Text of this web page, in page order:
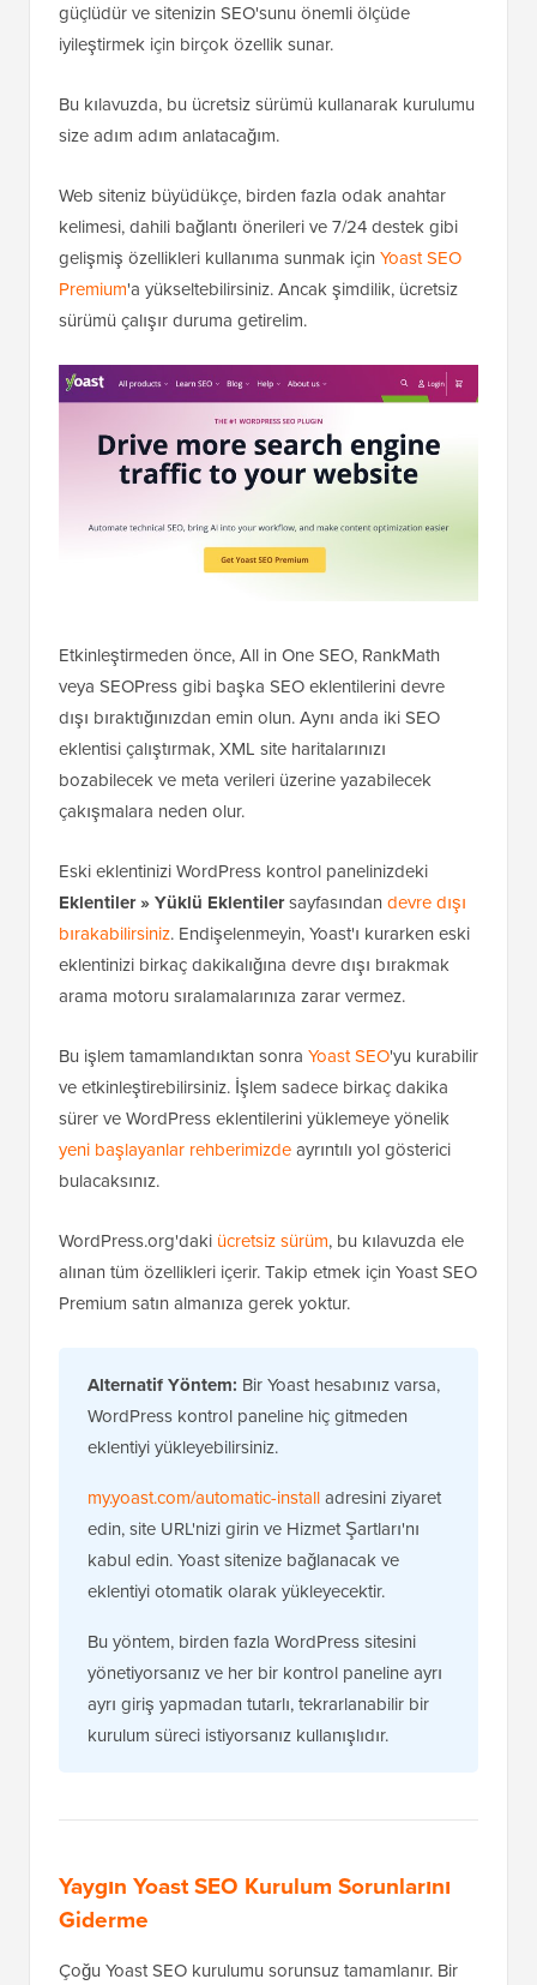
güçlüdür ve sitenizin SEO'sunu önemli ölçüde
iyileştirmek için birçok özellik sunar.
Bu kılavuzda, bu ücretsiz sürümü kullanarak kurulumu
size adım adım anlatacağım.
Web siteniz büyüdükçe, birden fazla odak anahtar
kelimesi, dahili bağlantı önerileri ve 7/24 destek gibi
gelişmiş özellikleri kullanıma sunmak için Yoast SEO
Premium'a yükseltebilirsiniz. Ancak şimdilik, ücretsiz
sürümü çalışır duruma getirelim.
Etkinleştirmeden önce, All in One SEO, RankMath
veya SEOPress gibi başka SEO eklentilerini devre
dışı bıraktığınızdan emin olun. Aynı anda iki SEO
eklentisi çalıştırmak, XML site haritalarınızı
bozabilecek ve meta verileri üzerine yazabilecek
çakışmalara neden olur.
Eski eklentinizi WordPress kontrol panelinizdeki
Eklentiler » Yüklü Eklentilersayfasından devre dışı
bırakabilirsiniz. Endişelenmeyin, Yoast'ı kurarken eski
eklentinizi birkaç dakikalığına devre dışı bırakmak
arama motoru sıralamalarınıza zarar vermez.
Bu işlem tamamlandıktan sonra Yoast SEO'yu kurabilir
ve etkinleştirebilirsiniz. İşlem sadece birkaç dakika
sürer ve WordPress eklentilerini yüklemeye yönelik
yeni başlayanlar rehberimizdeayrıntılı yol gösterici
bulacaksınız.
WordPress.org'daki ücretsiz sürüm, bu kılavuzda ele
alınan tüm özellikleri içerir. Takip etmek için Yoast SEO
Premium satın almanıza gerek yoktur.
Alternatif Yöntem: Bir Yoast hesabınız varsa,
WordPress kontrol paneline hiç gitmeden
eklentiyi yükleyebilirsiniz.
my.yoast.com/automatic-installadresini ziyaret
edin, site URL'nizi girin ve Hizmet Şartları'nı
kabul edin. Yoast sitenize bağlanacak ve
eklentiyi otomatik olarak yükleyecektir.
Bu yöntem, birden fazla WordPress sitesini
yönetiyorsanız ve her bir kontrol paneline ayrı
ayrı giriş yapmadan tutarlı, tekrarlanabilir bir
kurulum süreci istiyorsanız kullanışlıdır.
Yaygın Yoast SEO Kurulum Sorunlarını
Giderme
Çoğu Yoast SEO kurulumu sorunsuz tamamlanır. Bir